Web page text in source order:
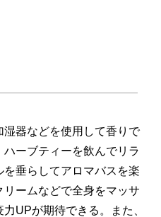
器などを使用して香りで
ーブティーを飲んでリラ
垂らしてアロマバスを楽
ームなどで全身をマッサ
UPが期待できる。また、